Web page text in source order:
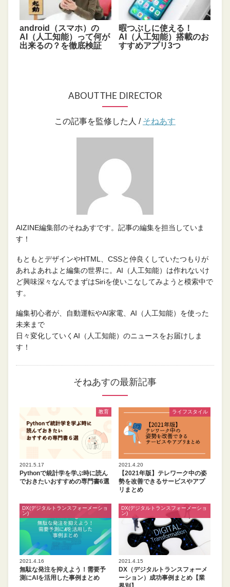
android（スマホ）の
AI（人工知能）って何が
出来るの？を徹底検証
暇つぶしに使える！
AI（人工知能）搭載のお
すすめアプリ3つ
ABOUT THE DIRECTOR
この記事を監修した人 / そねあす
AIZINE編集部のそねあすです。記事の編集を担当していま
す！
もともとデザインやHTML、CSSと仲良くしていたつもりが
あれよあれよと編集の世界に。AI（人工知能）は作れないけ
ど興味深々なんでまずはSiriを使いこなしてみようと模索中で
す。
編集初心者が、自動運転やAI家電、AI（人工知能）を使った
未来まで
日々変化していくAI（人工知能）のニュースをお届けしま
す！
そねあすの最新記事
教育
2021.5.17
Pythonで統計学を学ぶ時に読ん
でおきたいおすすめの専門書6選
ライフスタイル
2021.4.20
【2021年版】テレワーク中の姿
勢を改善できるサービスやアプ
リまとめ
DX(デジタルトランスフォーメーショ
ン)
2021.4.16
無駄な発注を抑えよう！需要予
測にAIを活用した事例まとめ
DX(デジタルトランスフォーメーショ
ン)
2021.4.15
DX（デジタルトランスフォーメ
ーション）成功事例まとめ【業